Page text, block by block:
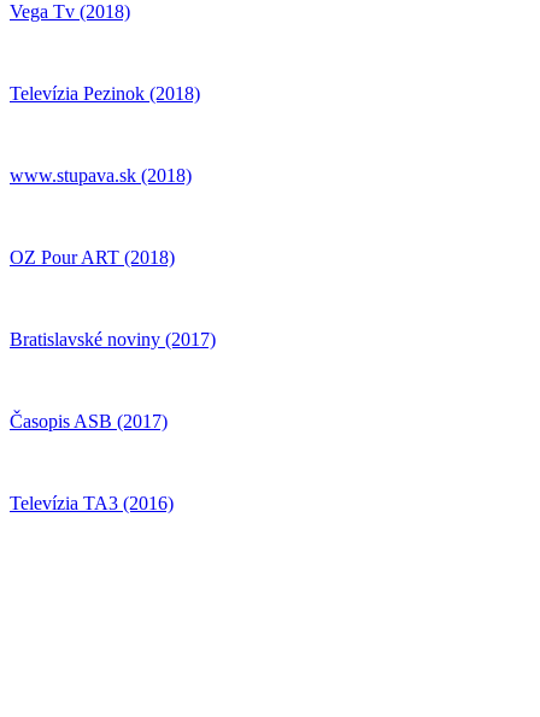
Vega Tv (2018)
Televízia Pezinok (2018)
www.stupava.sk (2018)
OZ Pour ART (2018)
Bratislavské noviny (2017)
Časopis ASB (2017)
Televízia TA3 (2016)